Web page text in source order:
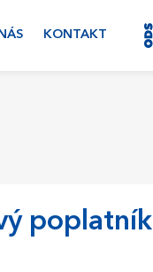
KONTAKT
poplatník